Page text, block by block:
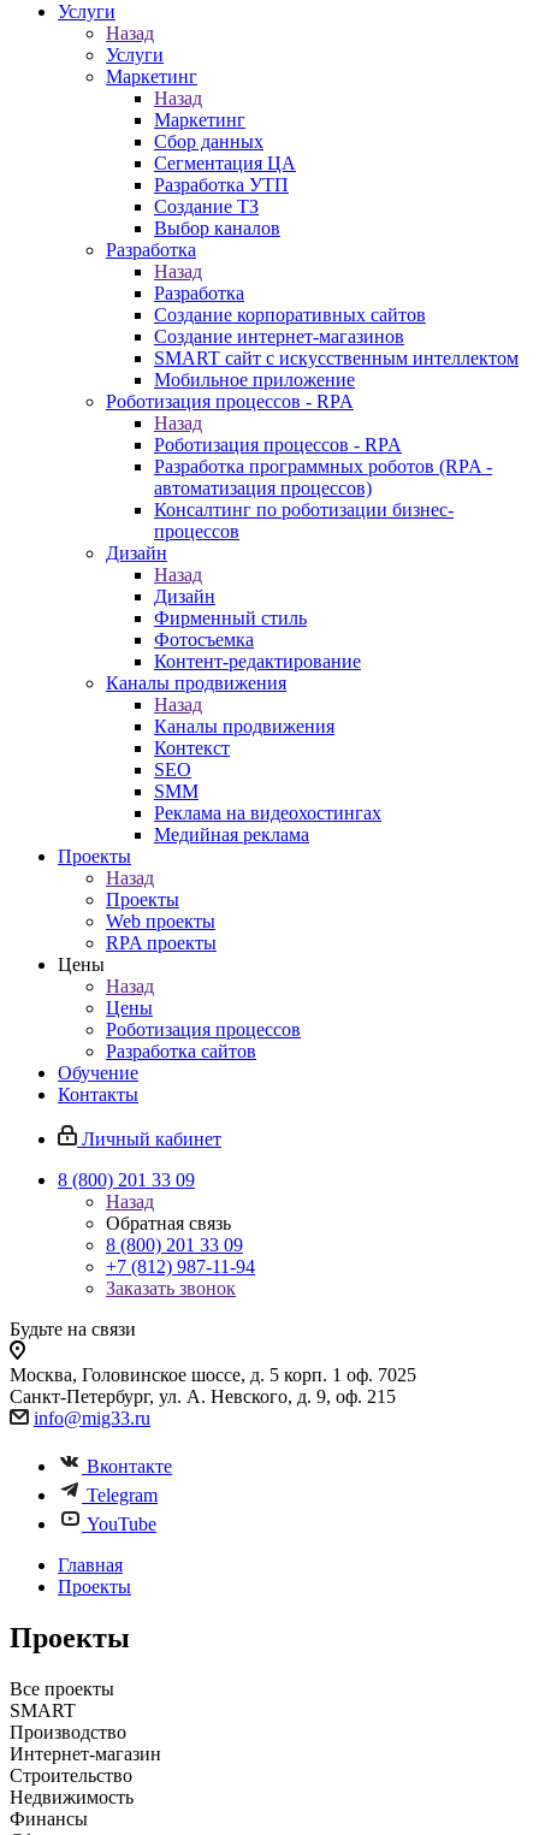
Услуги
Назад
Услуги
Маркетинг
Назад
Маркетинг
Сбор данных
Сегментация ЦА
Разработка УТП
Создание ТЗ
Выбор каналов
Разработка
Назад
Разработка
Создание корпоративных сайтов
Создание интернет-магазинов
SMART сайт с искусственным интеллектом
Мобильное приложение
Роботизация процессов - RPA
Назад
Роботизация процессов - RPA
Разработка программных роботов (RPA -
автоматизация процессов)
Консалтинг по роботизации бизнес-
процессов
Дизайн
Назад
Дизайн
Фирменный стиль
Фотосъемка
Контент-редактирование
Каналы продвижения
Назад
Каналы продвижения
Контекст
SEO
SMM
Реклама на видеохостингах
Медийная реклама
Проекты
Назад
Проекты
Web проекты
RPA проекты
Цены
Назад
Цены
Роботизация процессов
Разработка сайтов
Обучение
Контакты
Личный кабинет
8 (800) 201 33 09
Назад
Обратная связь
8 (800) 201 33 09
+7 (812) 987-11-94
Заказать звонок
Будьте на связи
Москва, Головинское шоссе, д. 5 корп. 1 оф. 7025
Санкт-Петербург, ул. А. Невского, д. 9, оф. 215
info@mig33.ru
Вконтакте
Telegram
YouTube
Главная
Проекты
Проекты
Все проекты
SMART
Производство
Интернет-магазин
Строительство
Недвижимость
Финансы